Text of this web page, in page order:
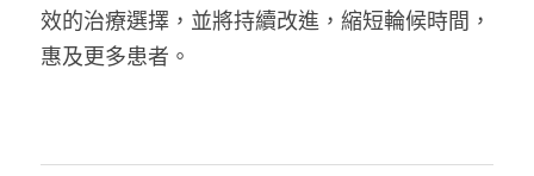
效的治療選擇，並將持續改進，縮短輪候時間，
惠及更多患者。